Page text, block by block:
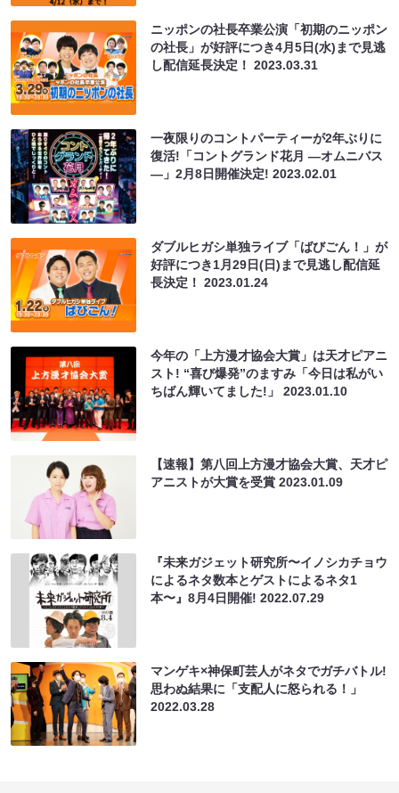
ニッポンの社長卒業公演「初期のニッポン
の社長」が好評につき4月5日(水)まで見逃
し配信延長決定！2023.03.31
一夜限りのコントパーティーが2年ぶりに
復活!「コントグランド花月 ―オムニバス
―」2月8日開催決定!2023.02.01
ダブルヒガシ単独ライブ「ばびごん！」が
好評につき1月29日(日)まで見逃し配信延
長決定！2023.01.24
今年の「上方漫才協会大賞」は天才ピアニ
スト! “喜び爆発”のますみ「今日は私がい
ちばん輝いてました!」2023.01.10
【速報】第八回上方漫才協会大賞、天才ピ
アニストが大賞を受賞2023.01.09
『未来ガジェット研究所〜イノシカチョウ
によるネタ数本とゲストによるネタ1
本〜』8月4日開催!2022.07.29
マンゲキ×神保町芸人がネタでガチバトル!
思わぬ結果に「支配人に怒られる！」
2022.03.28